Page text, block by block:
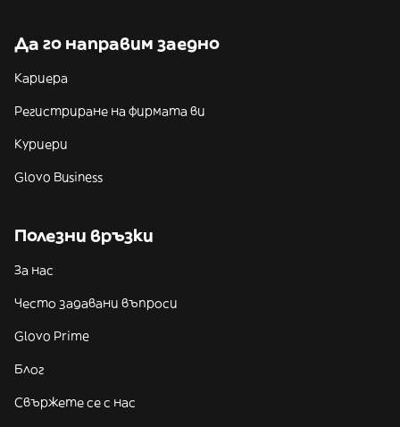
Да го направим заедно
Кариера
Регистриране на фирмата ви
Куриери
Glovo Business
Полезни връзки
За нас
Често задавани въпроси
Glovo Prime
Блог
Свържете се с нас